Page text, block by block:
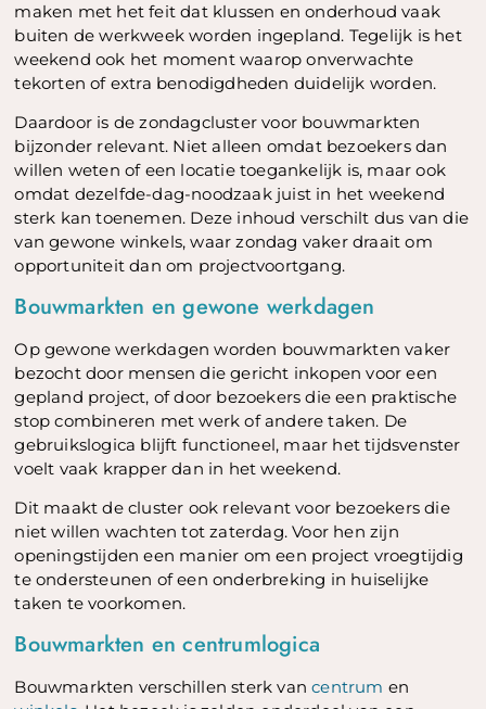
maken met het feit dat klussen en onderhoud vaak
buiten de werkweek worden ingepland. Tegelijk is het
weekend ook het moment waarop onverwachte
tekorten of extra benodigdheden duidelijk worden.
Daardoor is de zondagcluster voor bouwmarkten
bijzonder relevant. Niet alleen omdat bezoekers dan
willen weten of een locatie toegankelijk is, maar ook
omdat dezelfde-dag-noodzaak juist in het weekend
sterk kan toenemen. Deze inhoud verschilt dus van die
van gewone winkels, waar zondag vaker draait om
opportuniteit dan om projectvoortgang.
Bouwmarkten en gewone werkdagen
Op gewone werkdagen worden bouwmarkten vaker
bezocht door mensen die gericht inkopen voor een
gepland project, of door bezoekers die een praktische
stop combineren met werk of andere taken. De
gebruikslogica blijft functioneel, maar het tijdsvenster
voelt vaak krapper dan in het weekend.
Dit maakt de cluster ook relevant voor bezoekers die
niet willen wachten tot zaterdag. Voor hen zijn
openingstijden een manier om een project vroegtijdig
te ondersteunen of een onderbreking in huiselijke
taken te voorkomen.
Bouwmarkten en centrumlogica
Bouwmarkten verschillen sterk vancentrum en